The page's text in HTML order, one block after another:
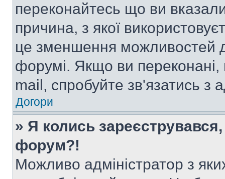
переконайтесь що ви
причина, з якої
це зменшення можливостей
форумі. Якщо ви
mail, спробуйте зв'язатись з
Догори
» Я колись
форум?!
Можливо адміністратор з